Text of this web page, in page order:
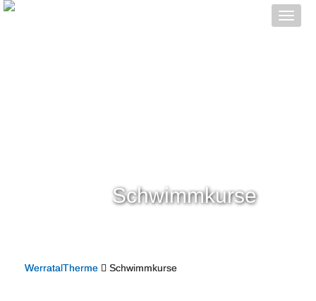
Toggle
Schwimmkurse
WerratalTherme Schwimmkurse